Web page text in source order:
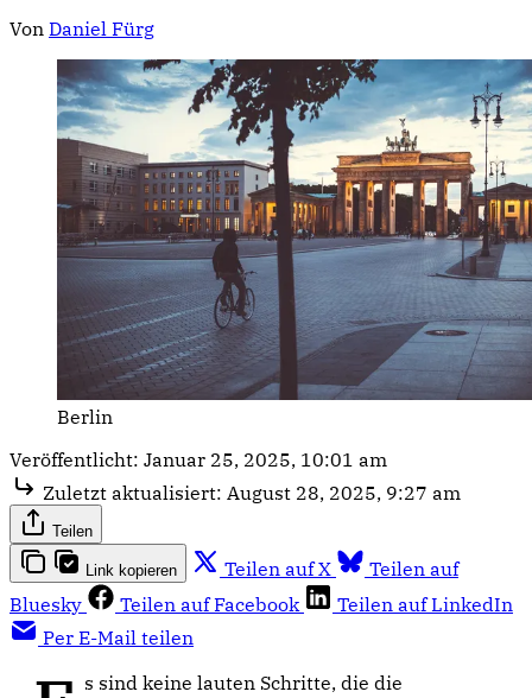
Von Daniel Fürg
Berlin
Veröffentlicht: Januar 25, 2025, 10:01 am
Zuletzt aktualisiert: August 28, 2025, 9:27 am
Teilen
Link kopieren Teilen auf X
Teilen auf
Bluesky
Teilen auf Facebook
Teilen auf LinkedIn
Per E-Mail teilen
s sind keine lauten Schritte, die die